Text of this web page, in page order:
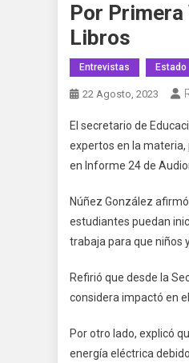
Por
Libros
Entrevistas Estado
22 Agosto, 2023
El secretario de
expertos en la materia,
en Informe 24 de
Núñez González
estudiantes puedan
trabaja para que niños
Refirió que desde la
considera impactó en
Por otro lado, explicó
energía eléctrica